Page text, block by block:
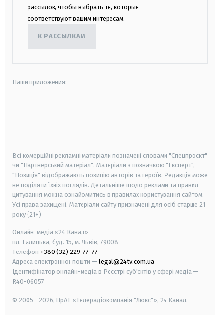
рассылок, чтобы выбрать те, которые
соответствуют вашим интересам.
К РАССЫЛКАМ
Наши приложения:
Всі комерційні рекламні матеріали позначені словами "Спецпроєкт"
чи "Партнерський матеріал". Матеріали з позначкою "Експерт",
"Позиція" відображають позицію авторів та героїв. Редакція може
не поділяти їхніх поглядів. Детальніше щодо реклами та правил
цитування можна ознайомитись в правилах користування сайтом.
Усі права захищені. Матеріали сайту призначені для осіб старше 21
року (21+)
Онлайн-медіа «24 Канал»
пл. Галицька, буд. 15, м. Львів, 79008
Телефон +380 (32) 229-77-77
Адреса електронної пошти — legal@24tv.com.ua
Ідентифікатор онлайн-медіа в Реєстрі суб'єктів у сфері медіа —
R40-06057
© 2005—2026, ПрАТ «Телерадіокомпанія "Люкс"», 24 Канал.